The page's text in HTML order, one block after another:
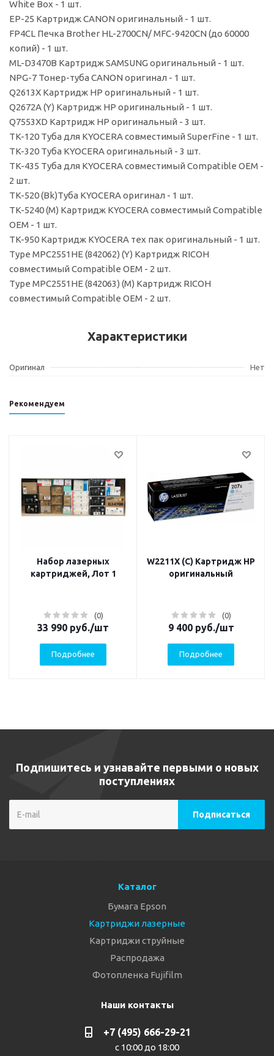
White Box - 1 шт.
EP-25 Картридж CANON оригинальный - 1 шт.
FP4CL Печка Brother HL-2700CN/ MFC-9420CN (до 60000
копий) - 1 шт.
ML-D3470B Картридж SAMSUNG оригинальный - 1 шт.
NPG-7 Тонер-туба CANON оригинал - 1 шт.
Q2613X Картридж HP оригинальный - 1 шт.
Q2672A (Y) Картридж HP оригинальный - 1 шт.
Q7553XD Картридж HP оригинальный - 3 шт.
TK-120 Туба для KYOCERA совместимый SuperFine - 1 шт.
TK-320 Туба KYOCERA оригинальный - 3 шт.
TK-435 Туба для KYOCERA совместимый Compatible OEM -
2 шт.
TK-520 (Bk)Туба KYOCERA оригинал - 1 шт.
TK-5240 (M) Картридж KYOCERA совместимый Compatible
OEM - 1 шт.
TK-950 Картридж KYOCERA тех пак оригинальный - 1 шт.
Type MPC2551HE (842062) (Y) Картридж RICOH
совместимый Compatible OEM - 2 шт.
Type MPC2551HE (842063) (M) Картридж RICOH
совместимый Compatible OEM - 2 шт.
Характеристики
Оригинал Нет
Рекомендуем
Набор лазерных
картриджей, Лот 1
(0)
33 990 руб./шт
Подробнее
W2211X (C) Картридж HP
оригинальный
(0)
9 400руб./шт
Подробнее
Подпишитесь и узнавайте первыми о новых
поступлениях
Каталог
Бумага Epson
Картриджи лазерные
Картриджи струйные
Распродажа
Фотопленка Fujifilm
Наши контакты
+7 (495) 666-29-21
с 10:00 до 18:00